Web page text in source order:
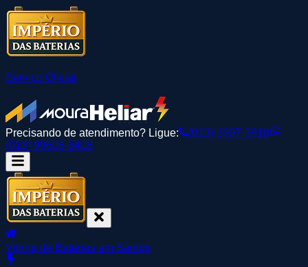
Serviço Oficial
Precisando de atendimento? Ligue:
(013) 3307-3918
(013) 99608-8408
Vitrine de Baterias em Santos